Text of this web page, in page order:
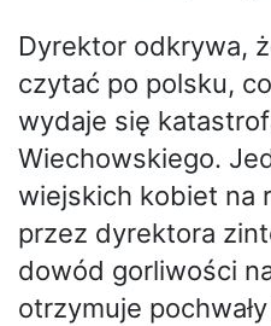
Dyrektor odkrywa,
czytać po polsku,
wydaje się
Wiechowskiego.
wiejskich kobiet na
przez dyrektora
dowód gorliwości
otrzymuje